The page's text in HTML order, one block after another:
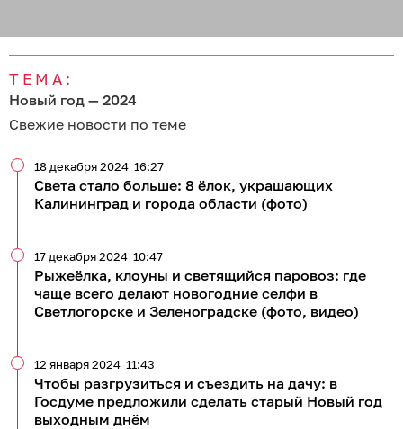
ТЕМА:
Новый год — 2024
Свежие новости по теме
Света стало больше: 8 ёлок, украшающих
Калининград и города области (фото)
18 декабря 2024 16:27
Рыжеёлка, клоуны и светящийся паровоз: где
чаще всего делают новогодние селфи в
Светлогорске и Зеленоградске (фото, видео)
17 декабря 2024 10:47
Чтобы разгрузиться и съездить на дачу: в
Госдуме предложили сделать старый Новый год
выходным днём
12 января 2024 11:43